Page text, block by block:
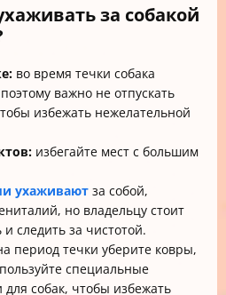
за собакой
во время течки собака
важно не отпускать
избежать нежелательной
избегайте мест с большим
ухаживают за собой,
но владельцу стоит
следить за чистотой.
период течки уберите ковры,
специальные
собак, чтобы избежать